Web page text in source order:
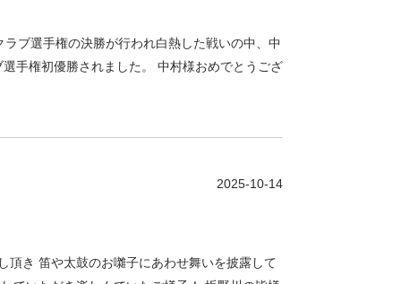
ブ選手権の決勝が行われ白熱した戦いの中、中
手権初優勝されました。 中村様おめでとうござ
2025-10-14
頂き 笛や太鼓のお囃子にあわせ舞いを披露して